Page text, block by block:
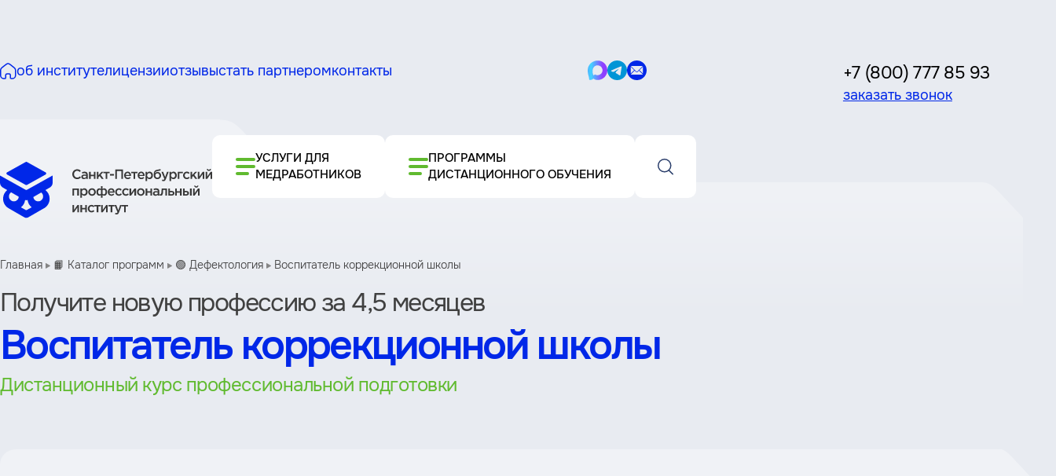
об институтелицензииотзывыстать партнеромконтакты
Написать
Написать
Написать
+7 (800) 777 85 93
заказать звонок
УСЛУГИ ДЛЯ
МЕДРАБОТНИКОВ
ПРОГРАММЫ
ДИСТАНЦИОННОГО ОБУЧЕНИЯ
Главная 📙 Каталог программ 🟢 Дефектология Воспитатель коррекционной школы
Получите новую профессию за 4,5 месяцев
Воспитатель коррекционной школы
Дистанционный курс профессиональной подготовки